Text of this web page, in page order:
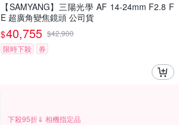
【SAMYANG】三陽光學 AF 14-24mm F2.8 F
E 超廣角變焦鏡頭 公司貨
$40,755 $42,900
限時下殺
券
下殺95折⇓ 相機指定品